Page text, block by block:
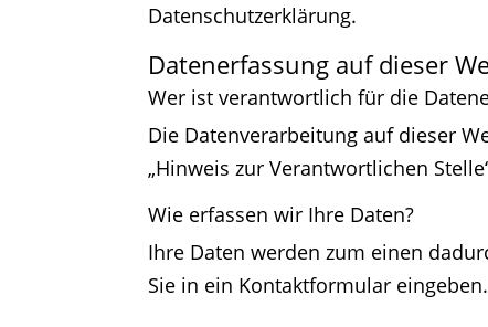
Datenschutzerklärung.
Datenerfassung auf dieser
Wer ist verantwortlich für die
Die Datenverarbeitung auf dieser
„Hinweis zur Verantwortlichen
Wie erfassen wir Ihre Daten?
Ihre Daten werden zum einen
Sie in ein Kontaktformular eingeben.